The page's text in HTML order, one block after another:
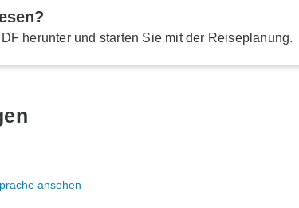
herunter und starten Sie mit der Reiseplanung.
ansehen